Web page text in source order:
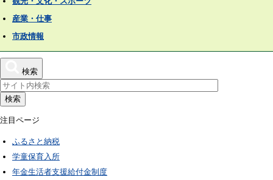
産業・仕事
市政情報
検索
検索
注目ページ
ふるさと納税
学童保育入所
年金生活者支援給付金制度